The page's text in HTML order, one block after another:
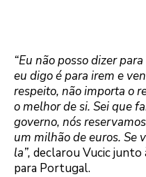
“Eu não posso dizer
eu digo é para irem e
respeito, não importa o
o melhor de si. Sei que
governo, nós
um milhão de euros. Se
la”, declarou Vucic junto
para Portugal.